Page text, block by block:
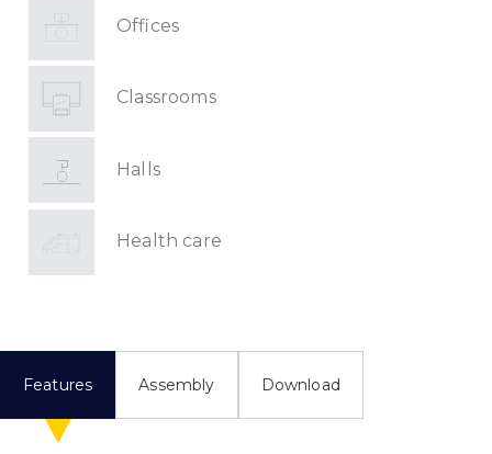
Offices
Classrooms
Halls
Health care
Features Assembly Download